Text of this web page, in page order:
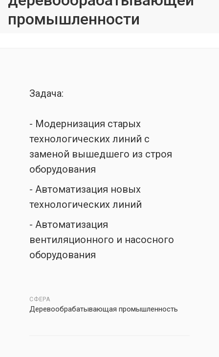
промышленности
Задача:
- Модернизация старых
технологических линий с
заменой вышедшего из строя
оборудования
- Автоматизация новых
технологических линий
- Автоматизация
вентиляционного и насосного
оборудования
СФЕРА
Деревообрабатывающая промышленность